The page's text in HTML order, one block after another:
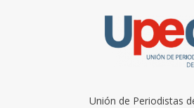
Unión de Periodistas